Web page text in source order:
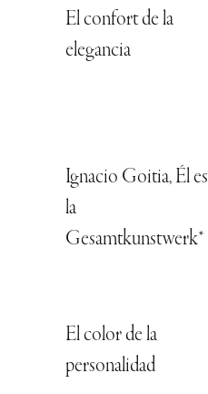
El confort de la
elegancia
Ignacio Goitia, Él es
la
Gesamtkunstwerk*
El color de la
personalidad